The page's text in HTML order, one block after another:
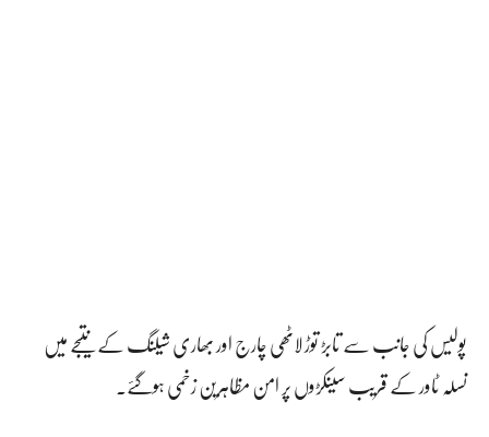
پولیس کی جانب سے تابڑ توڑ لاٹھی چارج اور بھاری شیلنگ کے نتیجے میں
نسلہ ٹاور کے قریب سینکڑوں پر امن مظاہرین زخمی ہوگئے۔